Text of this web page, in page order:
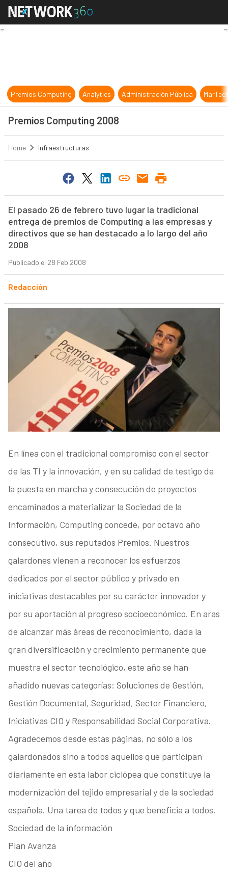
Premios Computing 2008
Premios Computing Analytics Administración Pública
Premios Computing 2008
Home Infraestructuras
El pasado 26 de febrero tuvo lugar la tradicional
entrega de premios de Computing a las empresas y
directivos que se han destacado a lo largo del año
2008
Publicado el 28 Feb 2008
Redacción
En línea con el tradicional compromiso con el sector
de las TI y la innovación, y en su calidad de testigo de
la puesta en marcha y consecución de proyectos
encaminados a materializar la Sociedad de la
Información, Computing concede, por octavo año
consecutivo, sus reputados Premios. Nuestros
galardones vienen a reconocer los esfuerzos
dedicados por el sector público y privado en
iniciativas destacables por su carácter innovador y
por su aportación al progreso socioeconómico. En aras
de alcanzar más áreas de reconocimiento, dada la
gran diversificación y crecimiento permanente que
muestra el sector tecnológico, este año se han
añadido nuevas categorías: Soluciones de Gestión,
Gestión Documental, Seguridad, Sector Financiero,
Iniciativas CIO y Responsabilidad Social Corporativa.
Agradecemos desde estas páginas, no sólo a los
galardonados sino a todos aquellos que participan
diariamente en esta labor ciclópea que constituye la
modernización del tejido empresarial y de la sociedad
española. Una tarea de todos y que beneficia a todos.
Sociedad de la información
Plan Avanza
CIO del año